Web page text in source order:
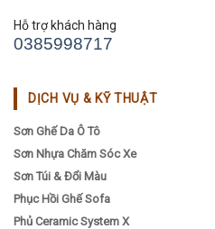
Hỗ trợ khách hàng
0385998717
DỊCH VỤ & KỸ THUẬT
Sơn Ghế Da Ô Tô
Sơn Nhựa Chăm Sóc Xe
Sơn Túi & Đổi Màu
Phục Hồi Ghế Sofa
Phủ Ceramic System X